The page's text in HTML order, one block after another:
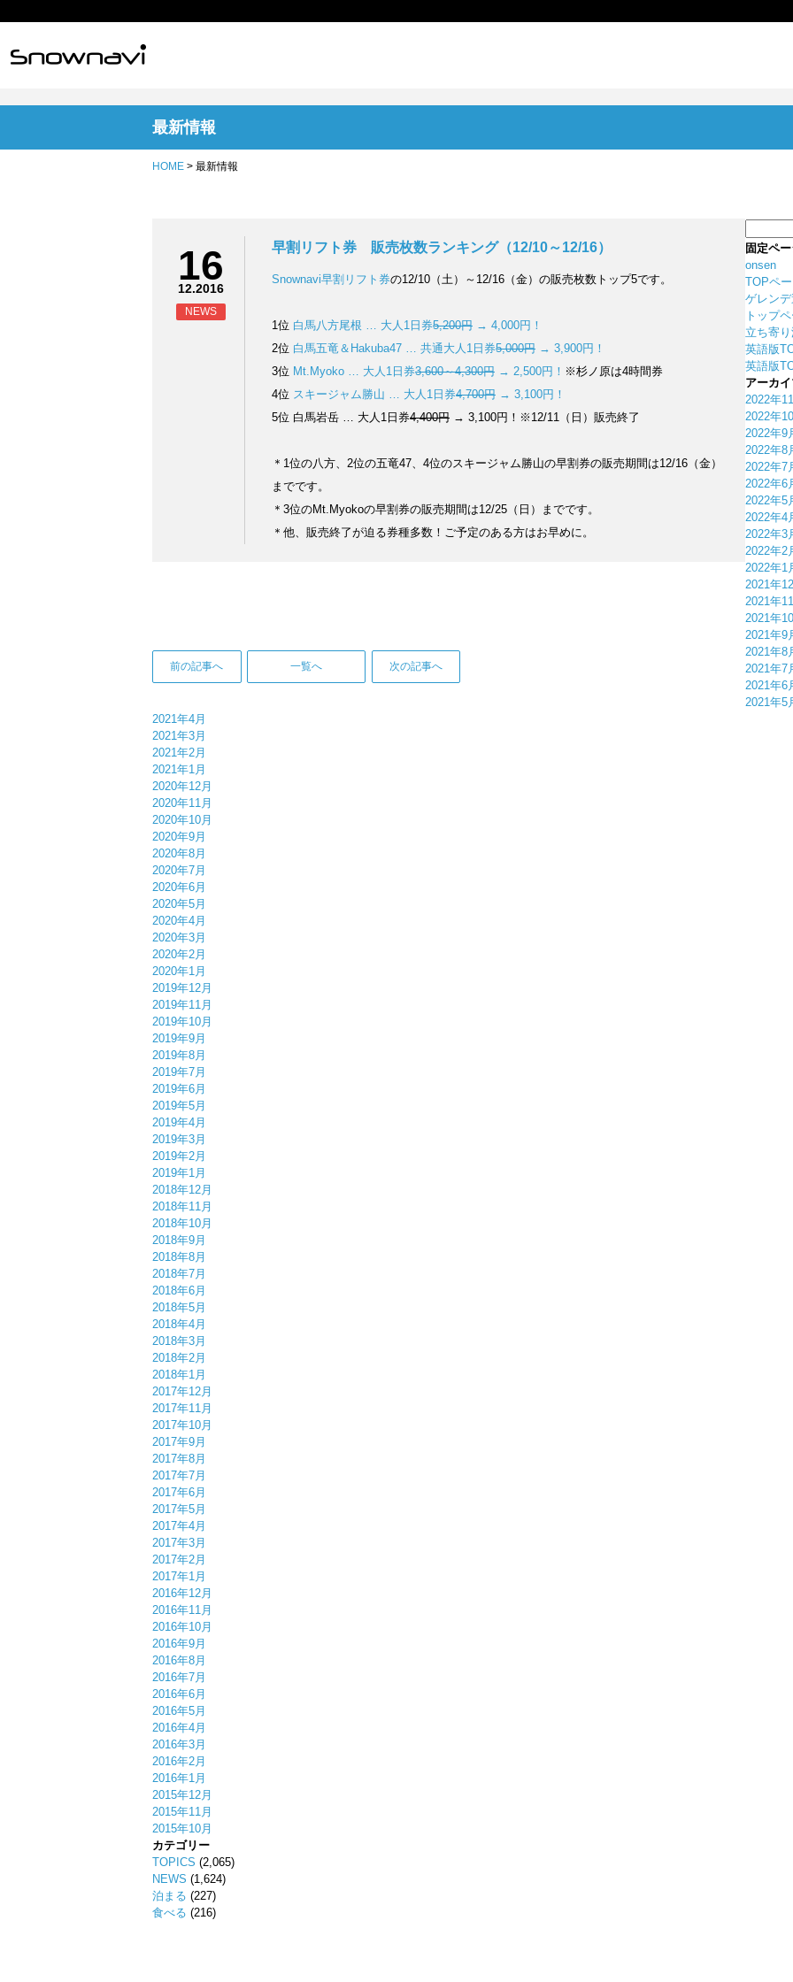
最新情報
HOME > 最新情報
16
12.2016
NEWS
早割リフト券 販売枚数ランキング（12/10～12/16）
Snownavi早割リフト券の12/10（土）～12/16（金）の販売枚数トップ5です。
1位 白馬八方尾根 … 大人1日券5,200円 → 4,000円！
2位 白馬五竜＆Hakuba47 … 共通大人1日券5,000円 → 3,900円！
3位 Mt.Myoko … 大人1日券3,600～4,300円 → 2,500円！ ※杉ノ原は4時間券
4位 スキージャム勝山 … 大人1日券4,700円 → 3,100円！
5位 白馬岩岳 … 大人1日券4,400円 → 3,100円！※12/11（日）販売終了
＊1位の八方、2位の五竜47、4位のスキージャム勝山の早割券の販売期間は12/16（金）
までです。
＊3位のMt.Myokoの早割券の販売期間は12/25（日）までです。
＊他、販売終了が迫る券種多数！ご予定のある方はお早めに。
前の記事へ 一覧へ 次の記事へ
索:
固定ペ
onsen
TOPペ
ゲレン
トップ
立ち寄
英語版
英語版
アーカ
2022年
2022年
2022年9
2022年8
2022年7
2022年6
2022年5
2022年4
2022年3
2022年2
2022年1
2021年
2021年
2021年
2021年9
2021年8
2021年7
2021年6
2021年5
2021年4月
2021年3月
2021年2月
2021年1月
2020年12月
2020年11月
2020年10月
2020年9月
2020年8月
2020年7月
2020年6月
2020年5月
2020年4月
2020年3月
2020年2月
2020年1月
2019年12月
2019年11月
2019年10月
2019年9月
2019年8月
2019年7月
2019年6月
2019年5月
2019年4月
2019年3月
2019年2月
2019年1月
2018年12月
2018年11月
2018年10月
2018年9月
2018年8月
2018年7月
2018年6月
2018年5月
2018年4月
2018年3月
2018年2月
2018年1月
2017年12月
2017年11月
2017年10月
2017年9月
2017年8月
2017年7月
2017年6月
2017年5月
2017年4月
2017年3月
2017年2月
2017年1月
2016年12月
2016年11月
2016年10月
2016年9月
2016年8月
2016年7月
2016年6月
2016年5月
2016年4月
2016年3月
2016年2月
2016年1月
2015年12月
2015年11月
2015年10月
カテゴリー
TOPICS (2,065)
NEWS (1,624)
泊まる (227)
食べる (216)